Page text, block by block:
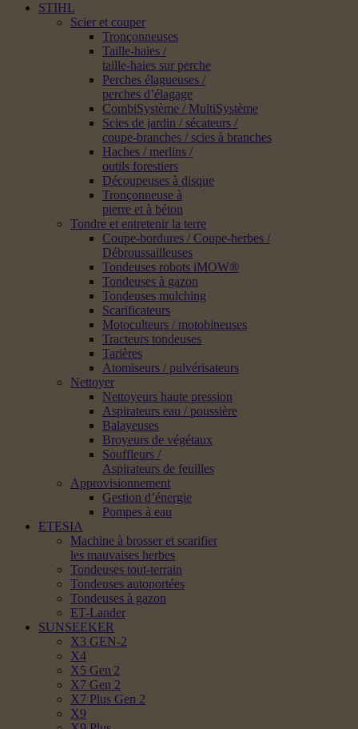
STIHL
Scier et couper
Tronçonneuses
Taille-haies /
taille-haies sur perche
Perches élagueuses /
perches d’élagage
CombiSystème / MultiSystème
Scies de jardin / sécateurs /
coupe-branches / scies à branches
Haches / merlins /
outils forestiers
Découpeuses à disque
Tronçonneuse à
pierre et à béton
Tondre et entretenir la terre
Coupe-bordures / Coupe-herbes /
Débroussailleuses
Tondeuses robots iMOW®
Tondeuses à gazon
Tondeuses mulching
Scarificateurs
Motoculteurs / motobineuses
Tracteurs tondeuses
Tarières
Atomiseurs / pulvérisateurs
Nettoyer
Nettoyeurs haute pression
Aspirateurs eau / poussière
Balayeuses
Broyeurs de végétaux
Souffleurs /
Aspirateurs de feuilles
Approvisionnement
Gestion d’énergie
Pompes à eau
ETESIA
Machine à brosser et scarifier
les mauvaises herbes
Tondeuses tout-terrain
Tondeuses autoportées
Tondeuses à gazon
ET-Lander
SUNSEEKER
X3 GEN-2
X4
X5 Gen 2
X7 Gen 2
X7 Plus Gen 2
X9